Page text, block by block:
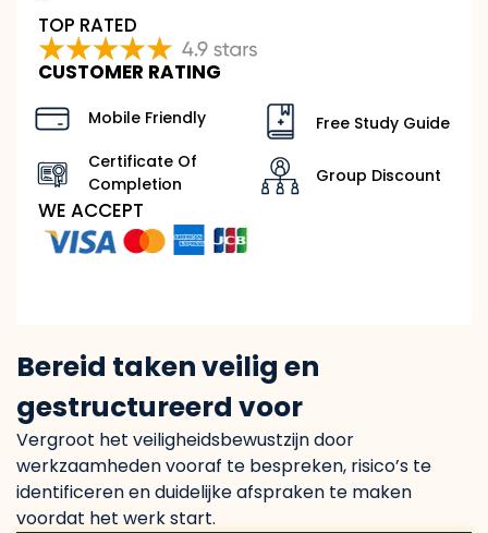
Bereid taken veilig en
gestructureerd voor
Vergroot het veiligheidsbewustzijn door
werkzaamheden vooraf te bespreken, risico’s te
identificeren en duidelijke afspraken te maken
voordat het werk start.
TOP RATED
CUSTOMER RATING
Mobile Friendly
Certificate Of
Completion
Free Study Guide
Group Discount
WE ACCEPT